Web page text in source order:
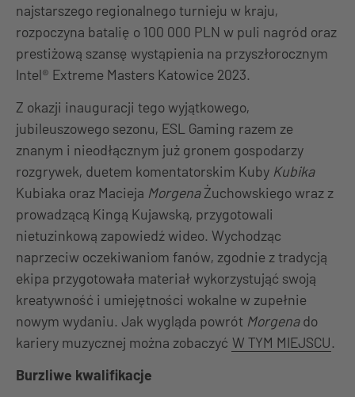
najstarszego regionalnego turnieju w kraju,
rozpoczyna batalię o 100 000 PLN w puli nagród oraz
prestiżową szansę wystąpienia na przyszłorocznym
Intel® Extreme Masters Katowice 2023.
Z okazji inauguracji tego wyjątkowego,
jubileuszowego sezonu, ESL Gaming razem ze
znanym i nieodłącznym już gronem gospodarzy
rozgrywek, duetem komentatorskim Kuby Kubika
Kubiaka oraz Macieja MorgenaŻuchowskiego wraz z
prowadzącą Kingą Kujawską, przygotowali
nietuzinkową zapowiedź wideo. Wychodząc
naprzeciw oczekiwaniom fanów, zgodnie z tradycją
ekipa przygotowała materiał wykorzystująć swoją
kreatywność i umiejętności wokalne w zupełnie
nowym wydaniu. Jak wygląda powrót Morgenado
kariery muzycznej można zobaczyć W TYM MIEJSCU.
Burzliwe kwalifikacje